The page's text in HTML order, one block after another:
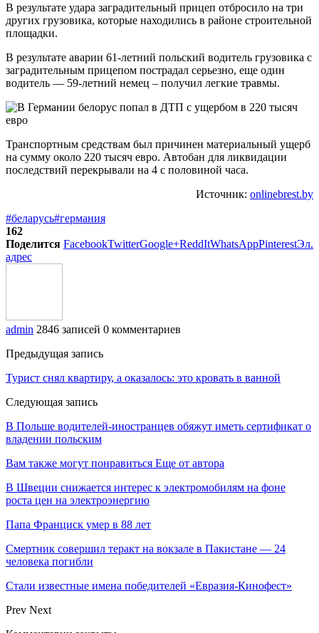
В результате удара заградительный прицеп отбросило на три
других грузовика, которые находились в районе строительной
площадки.
В результате аварии 61-летний польский водитель грузовика с
заградительным прицепом пострадал серьезно, еще один
водитель — 59-летний немец – получил легкие травмы.
Транспортным средствам был причинен материальный ущерб
на сумму около 220 тысяч евро. Автобан для ликвидации
последствий перекрывали на 4 с половиной часа.
Источник: onlinebrest.by
#беларусь#германия
162
Поделится FacebookTwitterGoogle+ReddItWhatsAppPinterestЭл.
адрес
admin 2846 записей 0 комментариев
Предыдущая запись
Турист снял квартиру, а оказалось: это кровать в ванной
Следующая запись
В Польше водителей-иностранцев обяжут иметь сертификат о
владении польским
Вам также могут понравиться Еще от автора
В Швеции снижается интерес к электромобилям на фоне
роста цен на электроэнергию
Папа Франциск умер в 88 лет
Смертник совершил теракт на вокзале в Пакистане — 24
человека погибли
Стали известные имена победителей «Евразия-Кинофест»
Prev Next